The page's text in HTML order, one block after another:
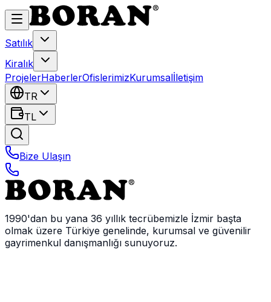
Satılık
Kiralık
ProjelerHaberlerOfislerimizKurumsalİletişim
TR
TL
Bize Ulaşın
1990'dan bu yana 36 yıllık tecrübemizle İzmir başta
olmak üzere Türkiye genelinde, kurumsal ve güvenilir
gayrimenkul danışmanlığı sunuyoruz.